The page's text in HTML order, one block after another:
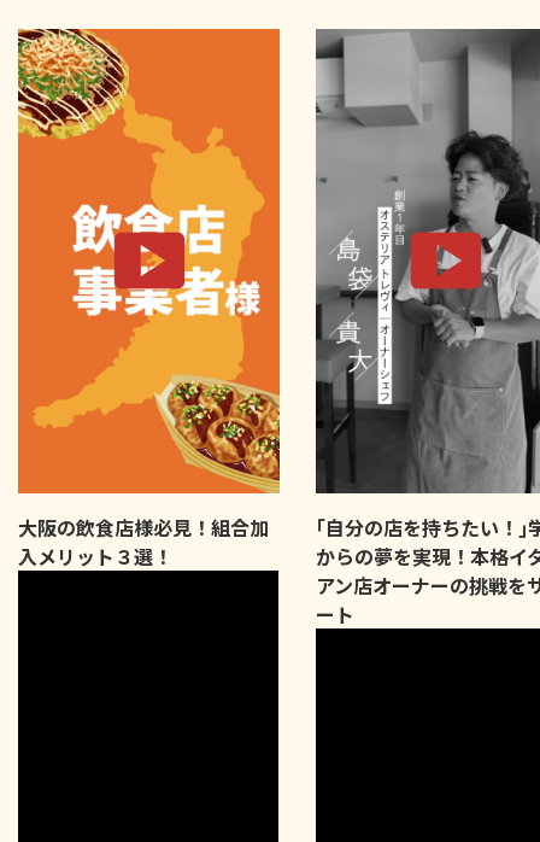
大阪の飲食店様必見！組合加
入メリット３選！
｢自分の店を持ちたい！｣
からの夢を実現！本格イ
アン店オーナーの挑戦を
ート